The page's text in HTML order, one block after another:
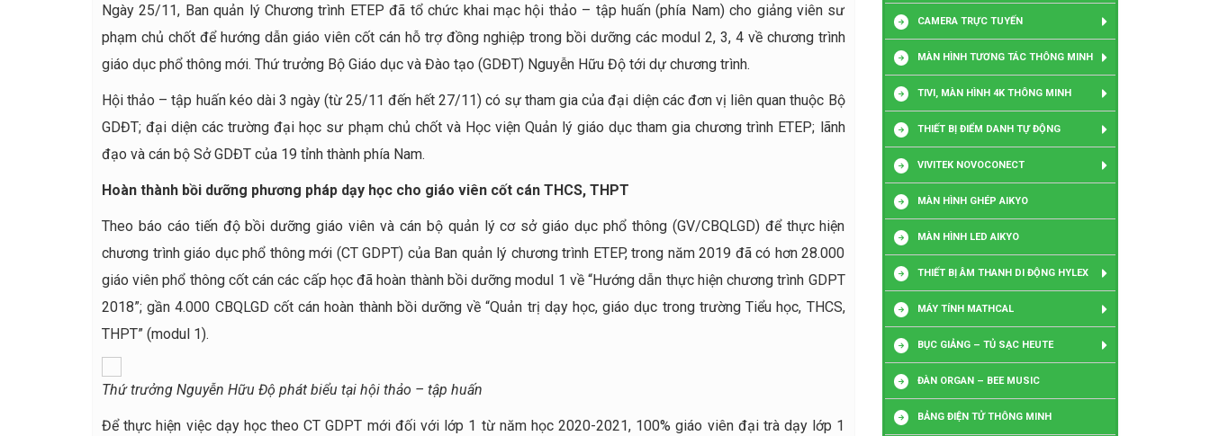
Ngày 25/11, Ban quản lý Chương trình ETEP đã tổ chức khai mạc hội thảo – tập huấn (phía Nam) cho giảng viên sư
phạm chủ chốt để hướng dẫn giáo viên cốt cán hỗ trợ đồng nghiệp trong bồi dưỡng các modul 2, 3, 4 về chương trình
giáo dục phổ thông mới. Thứ trưởng Bộ Giáo dục và Đào tạo (GDĐT) Nguyễn Hữu Độ tới dự chương trình.
Hội thảo – tập huấn kéo dài 3 ngày (từ 25/11 đến hết 27/11) có sự tham gia của đại diện các đơn vị liên quan thuộc Bộ
GDĐT; đại diện các trường đại học sư phạm chủ chốt và Học viện Quản lý giáo dục tham gia chương trình ETEP; lãnh
đạo và cán bộ Sở GDĐT của 19 tỉnh thành phía Nam.
Hoàn thành bồi dưỡng phương pháp dạy học cho giáo viên cốt cán THCS, THPT
Theo báo cáo tiến độ bồi dưỡng giáo viên và cán bộ quản lý cơ sở giáo dục phổ thông (GV/CBQLGD) để thực hiện
chương trình giáo dục phổ thông mới (CT GDPT) của Ban quản lý chương trình ETEP, trong năm 2019 đã có hơn 28.000
giáo viên phổ thông cốt cán các cấp học đã hoàn thành bồi dưỡng modul 1 về “Hướng dẫn thực hiện chương trình GDPT
2018”; gần 4.000 CBQLGD cốt cán hoàn thành bồi dưỡng về “Quản trị dạy học, giáo dục trong trường Tiểu học, THCS,
THPT” (modul 1).
Thứ trưởng Nguyễn Hữu Độ phát biểu tại hội thảo – tập huấn
Để thực hiện việc dạy học theo CT GDPT mới đối với lớp 1 từ năm học 2020-2021, 100% giáo viên đại trà dạy lớp 1
CAMERA TRỰC TUYẾN
MÀN HÌNH TƯƠNG TÁC THÔNG MINH
TIVI, MÀN HÌNH 4K THÔNG MINH
THIẾT BỊ ĐIỂM DANH TỰ ĐỘNG
VIVITEK NOVOCONECT
MÀN HÌNH GHÉP AIKYO
MÀN HÌNH LED AIKYO
THIẾT BỊ ÂM THANH DI ĐỘNG HYLEX
MÁY TÍNH MATHCAL
BỤC GIẢNG – TỦ SẠC HEUTE
ĐÀN ORGAN – BEE MUSIC
BẢNG ĐIỆN TỬ THÔNG MINH